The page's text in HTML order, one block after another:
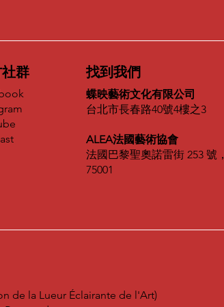
群 找到我們
蝶映藝術文化有限公司
台北市長春路40號4樓之3
ALEA法國藝術協會
法國巴黎聖奧諾雷街 253 號，
75001
de la Lueur Éclairante de l'Art)